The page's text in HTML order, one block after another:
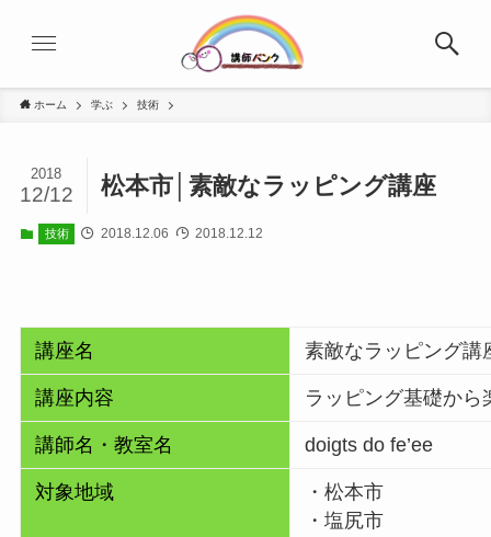
ホーム 学ぶ 技術
松本市│素敵なラッピング講座
2018
12/12
技術 2018.12.06 2018.12.12
講座名 素敵なラッピング講
講座内容 ラッピング基礎から
講師名・教室名 doigts do fe’ee
対象地域
・松本市
・塩尻市